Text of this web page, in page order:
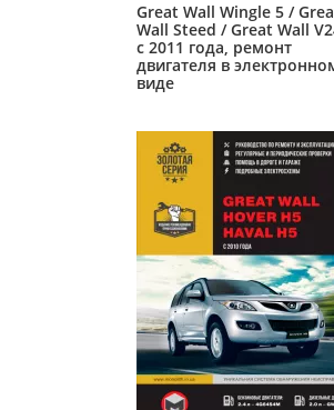
Great Wall Wingle 5 /
Wall Steed / Great Wall
с 2011 года, ремонт
двигателя в
виде